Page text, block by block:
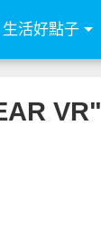
生活好點子
VR"